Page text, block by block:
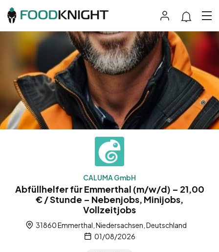
CALUMA GmbH
Abfüllhelfer für Emmerthal (m/w/d) – 21,00
€ / Stunde – Nebenjobs, Minijobs,
Vollzeitjobs
31860 Emmerthal, Niedersachsen, Deutschland
01/08/2026